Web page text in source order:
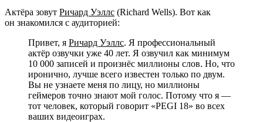
Актёра зовут Ричард Уэллс (Richard Wells). Вот как
он знакомился с аудиторией:
Привет, я Ричард Уэллс. Я профессиональный
актёр озвучки уже 40 лет. Я озвучил как минимум
10 000 записей и произнёс миллионы слов. Но, что
иронично, лучше всего известен только по двум.
Вы не узнаете меня по лицу, но миллионы
геймеров точно знают мой голос. Потому что я —
тот человек, который говорит «PEGI 18» во всех
ваших видеоиграх.